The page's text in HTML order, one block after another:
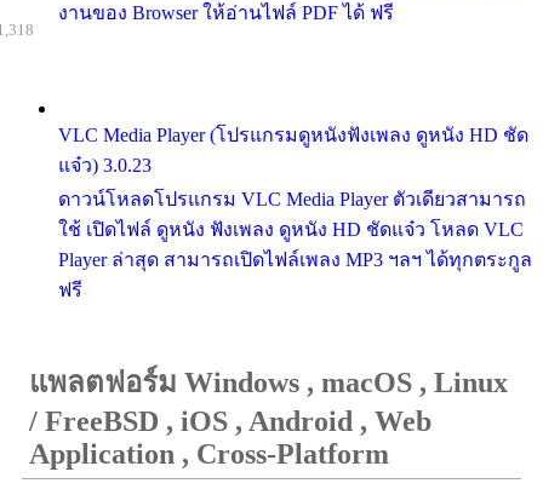
งานของ Browser ให้อ่านไฟล์ PDF ได้ ฟรี
VLC Media Player (โปรแกรมดูหนังฟังเพลง ดูหนัง HD ชัด
แจ๋ว) 3.0.23
ดาวน์โหลดโปรแกรม VLC Media Player ตัวเดียวสามารถ
ใช้ เปิดไฟล์ ดูหนัง ฟังเพลง ดูหนัง HD ชัดแจ๋ว โหลด VLC
Player ล่าสุด สามารถเปิดไฟล์เพลง MP3 ฯลฯ ได้ทุกตระกูล
ฟรี
แพลตฟอร์ม Windows , macOS , Linux
/ FreeBSD , iOS , Android , Web
Application , Cross-Platform